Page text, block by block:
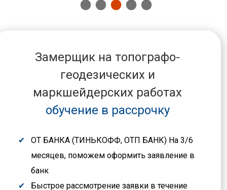
Замерщик на топографо-
геодезических и
маркшейдерских работах
обучение в рассрочку
ОТ БАНКА (ТИНЬКОФФ, ОТП БАНК) На 3/6
месяцев, поможем оформить заявление в
банк
Быстрое рассмотрение заявки в течение